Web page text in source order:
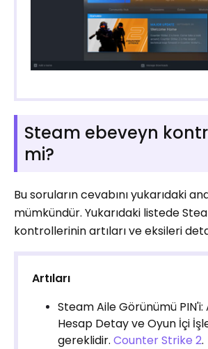
Steam ebeveyn
mi?
Bu soruların cevabını yukarıdaki
mümkündür. Yukarıdaki listede
kontrollerinin artıları ve eksileri
Artıları
Steam Aile Görünümü PIN'i:
Hesap Detay ve Oyun İçi
gereklidir. Counter Strike 2.